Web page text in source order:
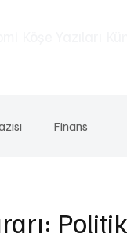
Finans